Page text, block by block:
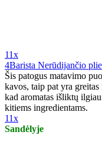
11x
4Barista Nerūdijančio
Šis patogus matavimo
kavos, taip pat yra
kad aromatas išliktų
kitiems ingredientams.
11x
Sandėlyje